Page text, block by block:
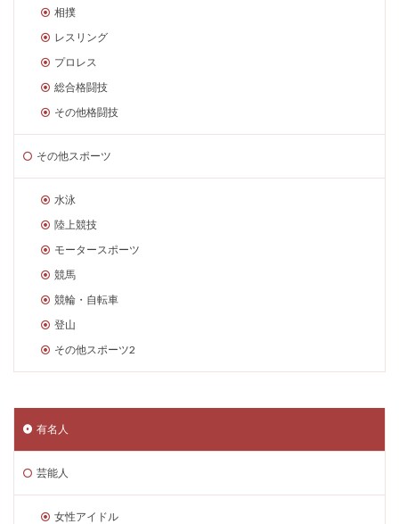
相撲
レスリング
プロレス
総合格闘技
その他格闘技
その他スポーツ
水泳
陸上競技
モータースポーツ
競馬
競輪・自転車
登山
その他スポーツ2
有名人
芸能人
女性アイドル